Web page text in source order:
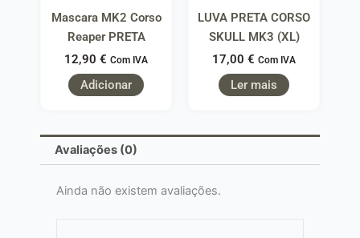
Mascara MK2 Corso
Reaper PRETA
12,90 € Com IVA
Adicionar
LUVA PRETA CORSO
SKULL MK3 (XL)
17,00 € Com IVA
Ler mais
Avaliações (0)
Ainda não existem avaliações.